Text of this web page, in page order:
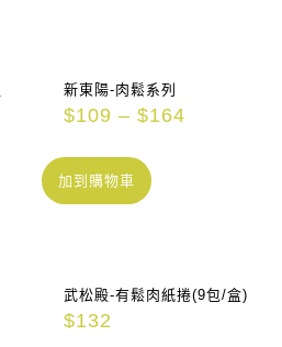
新東陽-肉鬆系列
$109 – $164
加到購物車
武松殿-有鬆肉紙捲(9包/盒)
$132